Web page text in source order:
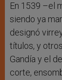
En 1539 –el
siendo ya
designó
títulos, y
Gandía y el
corte,